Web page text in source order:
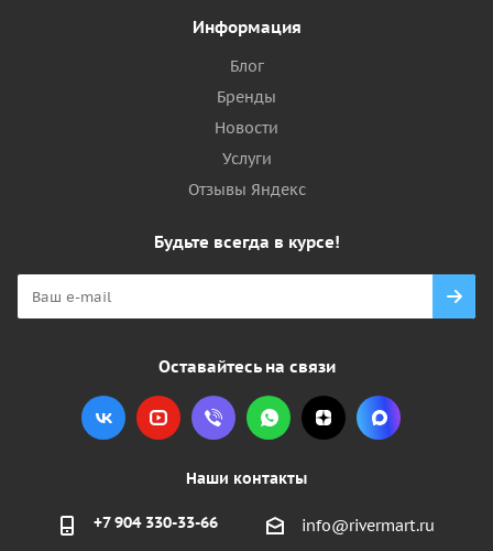
Информация
Блог
Бренды
Новости
Услуги
Отзывы Яндекс
Будьте всегда в курсе!
Оставайтесь на связи
Наши контакты
+7 904 330-33-66 info@rivermart.ru